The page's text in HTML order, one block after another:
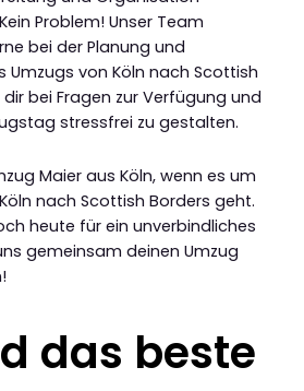
Problem! Unser Team
bei der Planung und
Umzugs von Köln nach Scottish
bei Fragen zur Verfügung und
stressfrei zu gestalten.
Maier aus Köln, wenn es um
nach Scottish Borders geht.
heute für ein unverbindliches
gemeinsam deinen Umzug
das beste